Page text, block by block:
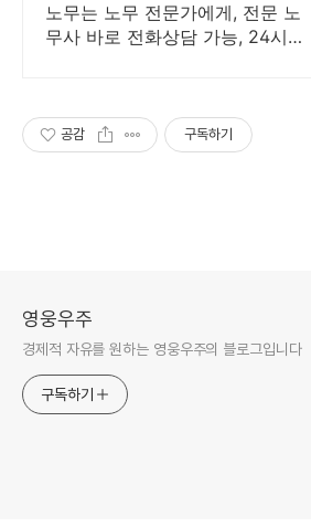
노무는 노무 전문가에게, 전문 노
무사 바로 전화상담 가능, 24시간
공감 구독하기
영웅우주
경제적 자유를 원하는 영웅우주의 블로그입니다
구독하기